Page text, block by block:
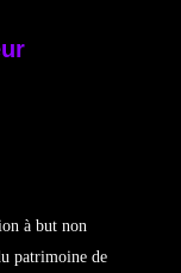
à but non
patrimoine de